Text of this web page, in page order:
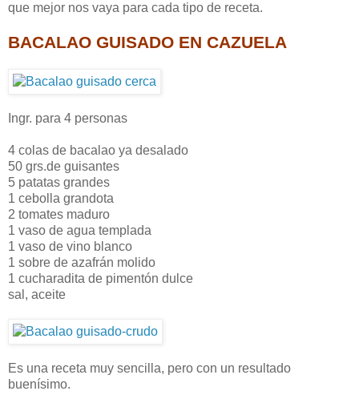
que mejor nos vaya para cada tipo de receta.
BACALAO GUISADO EN CAZUELA
Ingr. para 4 personas
4 colas de bacalao ya desalado
50 grs.de guisantes
5 patatas grandes
1 cebolla grandota
2 tomates maduro
1 vaso de agua templada
1 vaso de vino blanco
1 sobre de azafrán molido
1 cucharadita de pimentón dulce
sal, aceite
Es una receta muy sencilla, pero con un resultado
buenísimo.